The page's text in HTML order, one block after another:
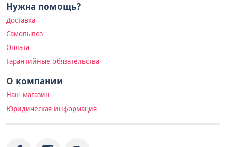
Нужна помощь?
Доставка
Самовывоз
Оплата
Гарантийные обязательства
О компании
Наш магазин
Юридическая информация